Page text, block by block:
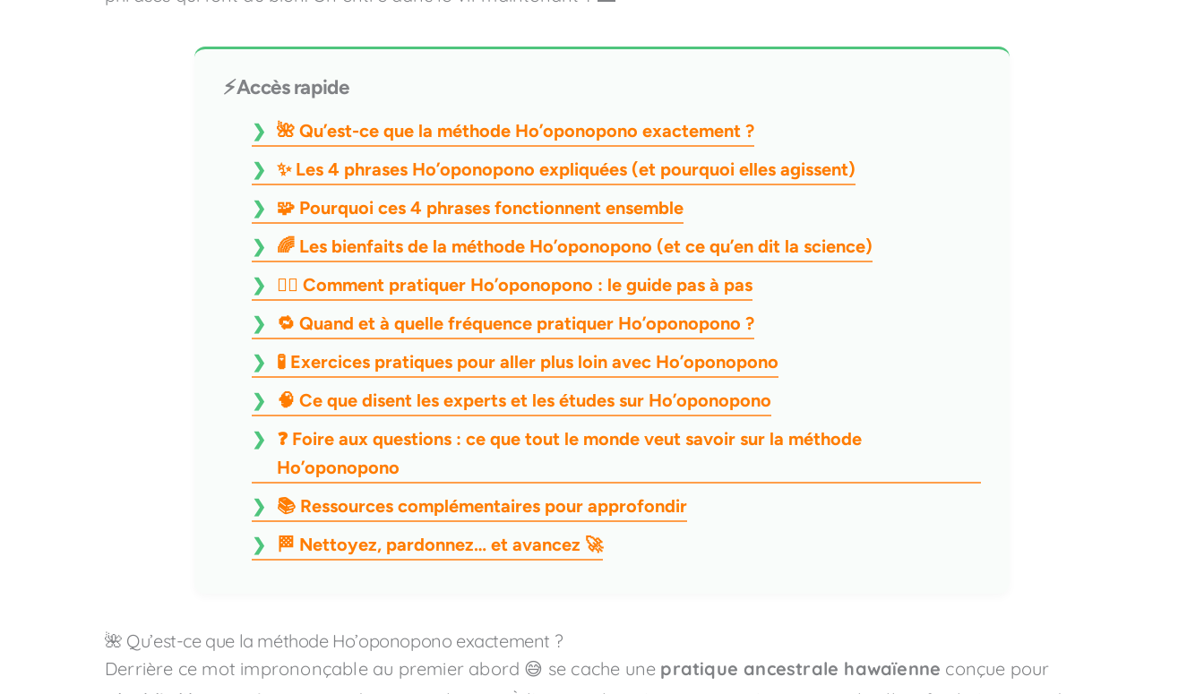
⚡Accès rapide
🌺 Qu’est-ce que la méthode Ho’oponopono exactement ?
✨ Les 4 phrases Ho’oponopono expliquées (et pourquoi elles agissent)
🧩 Pourquoi ces 4 phrases fonctionnent ensemble
🌈 Les bienfaits de la méthode Ho’oponopono (et ce qu’en dit la science)
🧘‍♂️ Comment pratiquer Ho’oponopono : le guide pas à pas
🔁 Quand et à quelle fréquence pratiquer Ho’oponopono ?
🧪 Exercices pratiques pour aller plus loin avec Ho’oponopono
🧠 Ce que disent les experts et les études sur Ho’oponopono
❓ Foire aux questions : ce que tout le monde veut savoir sur la méthode
Ho’oponopono
📚 Ressources complémentaires pour approfondir
🏁 Nettoyez, pardonnez… et avancez 🚀
🌺 Qu’est-ce que la méthode Ho’oponopono exactement ?
Derrière ce mot imprononçable au premier abord 😅 se cache une pratique ancestrale hawaïenne conçue pour